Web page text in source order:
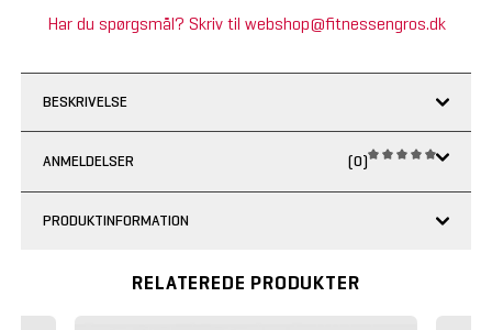
Har du spørgsmål? Skriv til webshop@fitnessengros.dk
BESKRIVELSE
ANMELDELSER (0)
PRODUKTINFORMATION
RELATEREDE PRODUKTER